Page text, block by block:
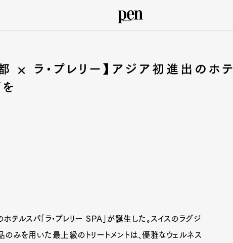
都 × ラ•プレリー】アジア初進出のホテ
テルスパ「ラ•プレリー SPA」が誕生した。スイスのラグジ
のみを用いた最上級のトリートメントは、優雅なウェルネス